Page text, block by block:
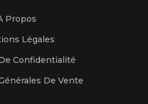
Propos
Légales
Confidentialité
De Vente